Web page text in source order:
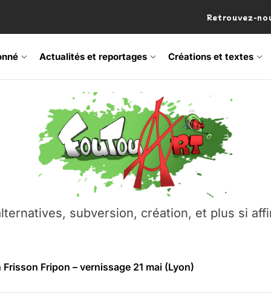
Retrouvez-
Actualités et reportages Créations et textes
subversion, création, et plus si
Fripon – vernissage 21 mai (Lyon)
Festival – Samedi 18 juillet (Vaulx-en-Velin)
– Ŝtono, un livre réalisé par Michaël Moretti & Pierre
contre l’A412 à l’Établi (Haute-Savoie)
Fripon – vernissage 21 mai (Lyon)
Festival – Samedi 18 juillet (Vaulx-en-Velin)